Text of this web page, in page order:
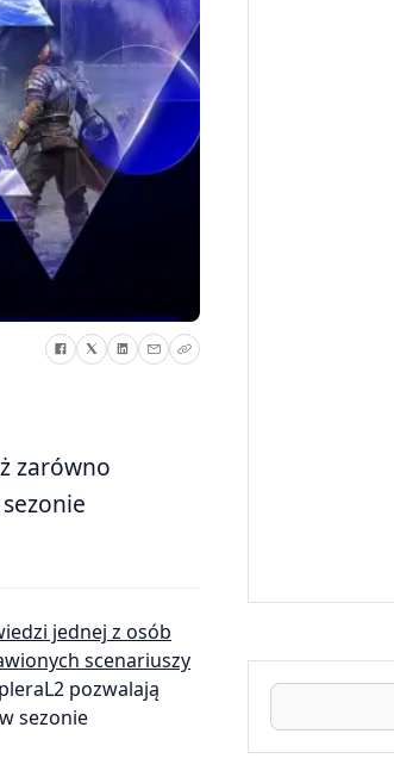
zarówno
jednej z osób
scenariuszy
pozwalają
sezonie